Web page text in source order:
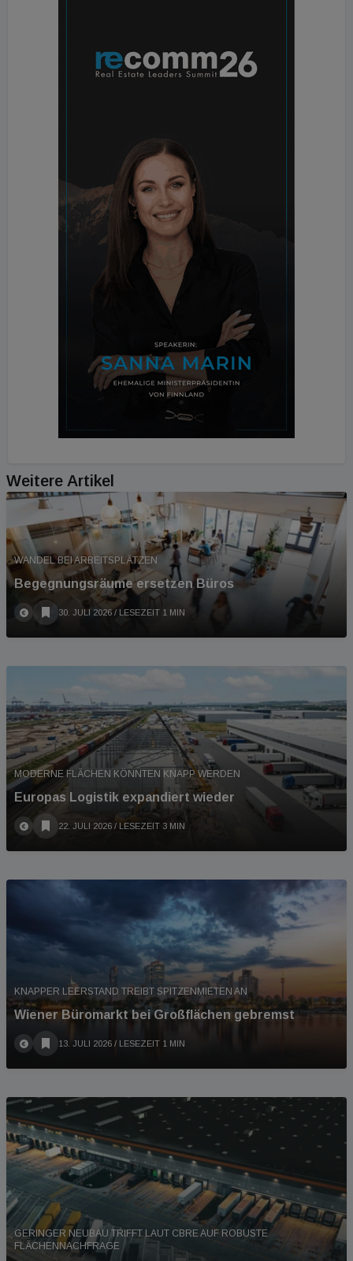
attraktive Konsequenzen am Mietmarkt sorgen.
Die Auslastungen in den Hotels kann noch nicht an
das Vor-Corona-Niveau anknüpfen, die Tagesraten
steigen allerdings. Die Reiselust ist groß, die
Euphorie in Tourismus und Hotellerie ebenso.
Investor:innen und Betreiber:innen setzen aufgrund
der schlanken Kostenstruktur auf Budget Hotels
sowie Serviced Apartments. Die Dynamik am
Hotelinvestmentmarkt steigt. In der Ferienhotellerie
kommen Bestandsobjekte sowie Developments auf
den Markt. Die Preisvorstellungen von Käufer:innen
und Verkäufer:innen nähern sich langsam an.
Weitere Artikel
WANDEL BEI ARBEITSPLÄTZEN
Begegnungsräume ersetzen Büros
30. JULI 2026 / LESEZEIT 1 MIN
MODERNE FLÄCHEN KÖNNTEN KNAPP WERDEN
Europas Logistik expandiert wieder
22. JULI 2026 / LESEZEIT 3 MIN
KNAPPER LEERSTAND TREIBT SPITZENMIETEN AN
Wiener Büromarkt bei Großflächen gebremst
13. JULI 2026 / LESEZEIT 1 MIN
GERINGER NEUBAU TRIFFT LAUT CBRE AUF ROBUSTE
FLÄCHENNACHFRAGE